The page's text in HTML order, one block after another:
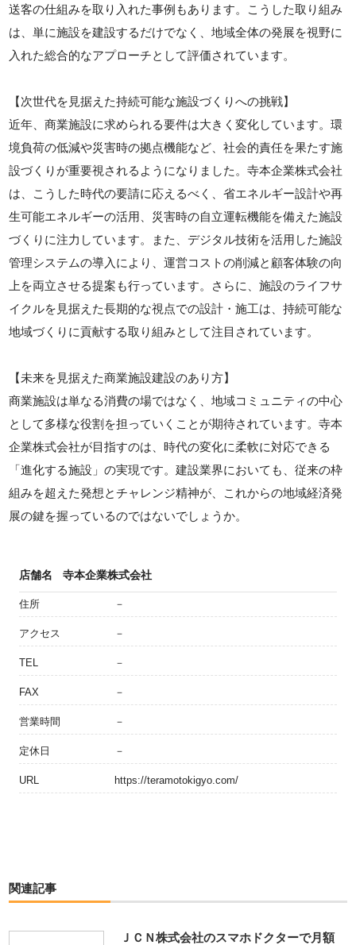
送客の仕組みを取り入れた事例もあります。こうした取り組み
は、単に施設を建設するだけでなく、地域全体の発展を視野に
入れた総合的なアプローチとして評価されています。
【次世代を見据えた持続可能な施設づくりへの挑戦】
近年、商業施設に求められる要件は大きく変化しています。環
境負荷の低減や災害時の拠点機能など、社会的責任を果たす施
設づくりが重要視されるようになりました。寺本企業株式会社
は、こうした時代の要請に応えるべく、省エネルギー設計や再
生可能エネルギーの活用、災害時の自立運転機能を備えた施設
づくりに注力しています。また、デジタル技術を活用した施設
管理システムの導入により、運営コストの削減と顧客体験の向
上を両立させる提案も行っています。さらに、施設のライフサ
イクルを見据えた長期的な視点での設計・施工は、持続可能な
地域づくりに貢献する取り組みとして注目されています。
【未来を見据えた商業施設建設のあり方】
商業施設は単なる消費の場ではなく、地域コミュニティの中心
として多様な役割を担っていくことが期待されています。寺本
企業株式会社が目指すのは、時代の変化に柔軟に対応できる
「進化する施設」の実現です。建設業界においても、従来の枠
組みを超えた発想とチャレンジ精神が、これからの地域経済発
展の鍵を握っているのではないでしょうか。
店舗名 寺本企業株式会社
住所 －
アクセス －
TEL －
FAX －
営業時間 －
定休日 －
URL https://teramotokigyo.com/
関連記事
ＪＣＮ株式会社のスマホドクターで月額